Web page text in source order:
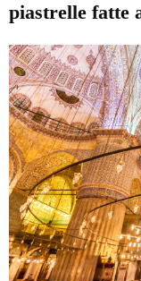
piastrelle fatte